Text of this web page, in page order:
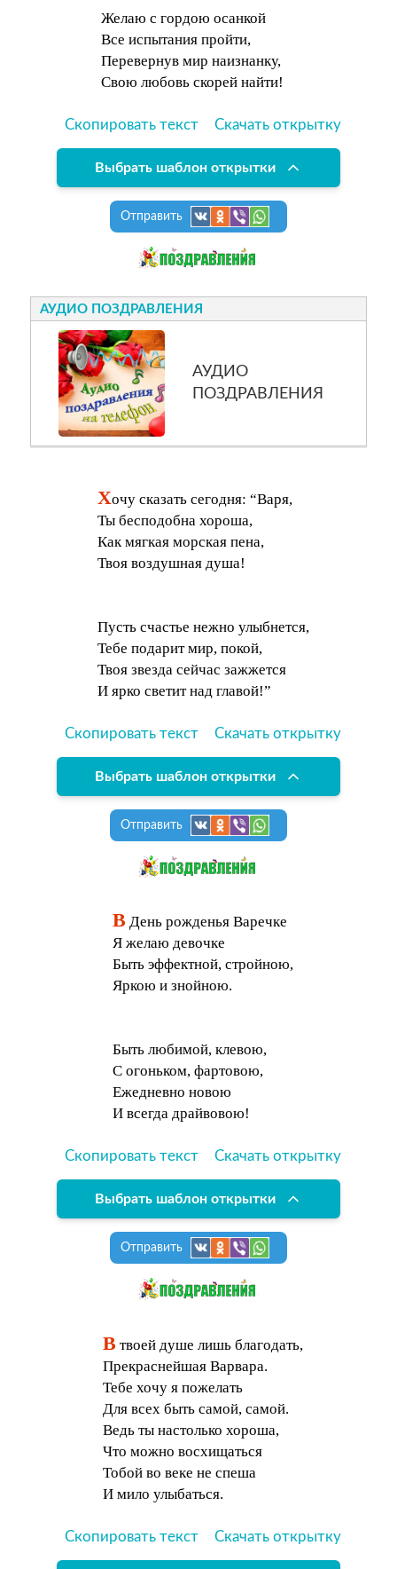
Желаю с гордою осанкой
Все испытания пройти,
Перевернув мир наизнанку,
Свою любовь скорей найти!
Скопировать текст Скачать открытку
Выбрать шаблон открытки
Отправить
АУДИО ПОЗДРАВЛЕНИЯ
АУДИО
ПОЗДРАВЛЕНИЯ
Хочу сказать сегодня: “Варя,
Ты бесподобна хороша,
Как мягкая морская пена,
Твоя воздушная душа!
Пусть счастье нежно улыбнется,
Тебе подарит мир, покой,
Твоя звезда сейчас зажжется
И ярко светит над главой!”
Скопировать текст Скачать открытку
Выбрать шаблон открытки
Отправить
В День рожденья Варечке
Я желаю девочке
Быть эффектной, стройною,
Яркою и знойною.
Быть любимой, клевою,
С огоньком, фартовою,
Ежедневно новою
И всегда драйвовою!
Скопировать текст Скачать открытку
Выбрать шаблон открытки
Отправить
В твоей душе лишь благодать,
Прекраснейшая Варвара.
Тебе хочу я пожелать
Для всех быть самой, самой.
Ведь ты настолько хороша,
Что можно восхищаться
Тобой во веке не спеша
И мило улыбаться.
Скопировать текст Скачать открытку